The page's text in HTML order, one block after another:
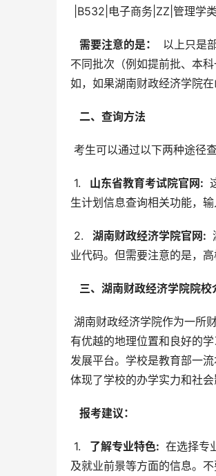
|B532|电子商务|ZZ|管理学
  需要注意的是：
以上只是
不同批次（例如提前批、本
如，如果湖南财政经济学院
  二、查询方法
考生可以通过以下两种途径
1.
  山东省教育考试院官网:
生计划信息查询相关功能，
2.
  湖南财政经济学院官网:
业代码。但需要注意的是，
三、湖南财政经济学院院
有优越的地理位置和良好的
发展平台。学校是教育部一
体现了学校的办学实力和社会
  报考建议：
1.
  了解专业特色:
在选择专
及就业前景等方面的信息。